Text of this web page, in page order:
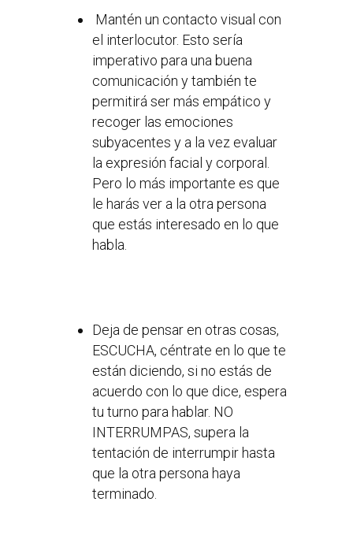
Mantén un contacto visual con
el interlocutor. Esto sería
imperativo para una buena
comunicación y también te
permitirá ser más empático y
recoger las emociones
subyacentes y a la vez evaluar
la expresión facial y corporal.
Pero lo más importante es que
le harás ver a la otra persona
que estás interesado en lo que
habla.
Deja de pensar en otras cosas,
ESCUCHA, céntrate en lo que te
están diciendo, si no estás de
acuerdo con lo que dice, espera
tu turno para hablar. NO
INTERRUMPAS, supera la
tentación de interrumpir hasta
que la otra persona haya
terminado.